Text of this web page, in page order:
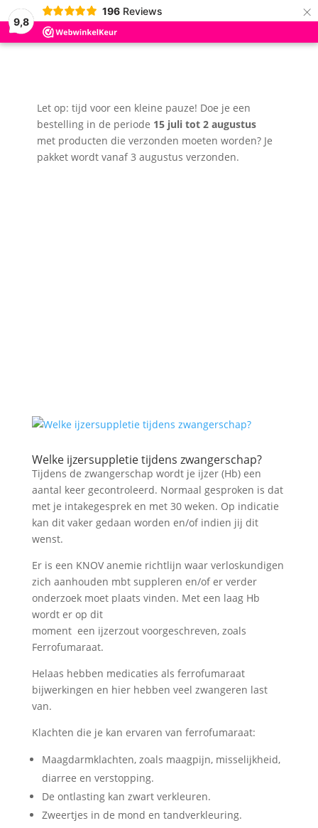
9,8
196 Reviews ×
Let op: tijd voor een kleine pauze! Doe je een
bestelling in de periode 15 juli tot 2 augustus
met producten die verzonden moeten worden? Je
pakket wordt vanaf 3 augustus verzonden.
Welke ijzersuppletie tijdens zwangerschap?
Tijdens de zwangerschap wordt je ijzer (Hb) een
aantal keer gecontroleerd. Normaal gesproken is dat
met je intakegesprek en met 30 weken. Op indicatie
kan dit vaker gedaan worden en/of indien jij dit
wenst.
Er is een KNOV anemie richtlijn waar verloskundigen
zich aanhouden mbt suppleren en/of er verder
onderzoek moet plaats vinden. Met een laag Hb
wordt er op dit
moment een ijzerzout voorgeschreven, zoals
Ferrofumaraat.
Helaas hebben medicaties als ferrofumaraat
bijwerkingen en hier hebben veel zwangeren last
van.
Klachten die je kan ervaren van ferrofumaraat:
Maagdarmklachten, zoals maagpijn, misselijkheid,
diarree en verstopping.
De ontlasting kan zwart verkleuren.
Zweertjes in de mond en tandverkleuring.